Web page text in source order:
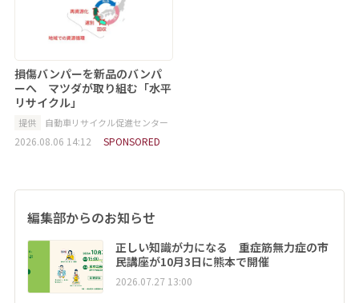
損傷バンパーを新品のバンパ
ーへ マツダが取り組む「水平
リサイクル」
提供 自動車リサイクル促進センター
2026.08.06 14:12 SPONSORED
編集部からのお知らせ
正しい知識が力になる 重症筋無力症の市
民講座が10月3日に熊本で開催
2026.07.27 13:00